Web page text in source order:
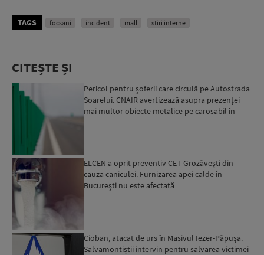
TAGS focsani incident mall stiri interne
CITEȘTE ȘI
Pericol pentru șoferii care circulă pe Autostrada
Soarelui. CNAIR avertizează asupra prezenței
mai multor obiecte metalice pe carosabil în
ELCEN a oprit preventiv CET Grozăvești din
cauza caniculei. Furnizarea apei calde în
Bucureşti nu este afectată
Cioban, atacat de urs în Masivul Iezer-Păpușa.
Salvamontiștii intervin pentru salvarea victimei